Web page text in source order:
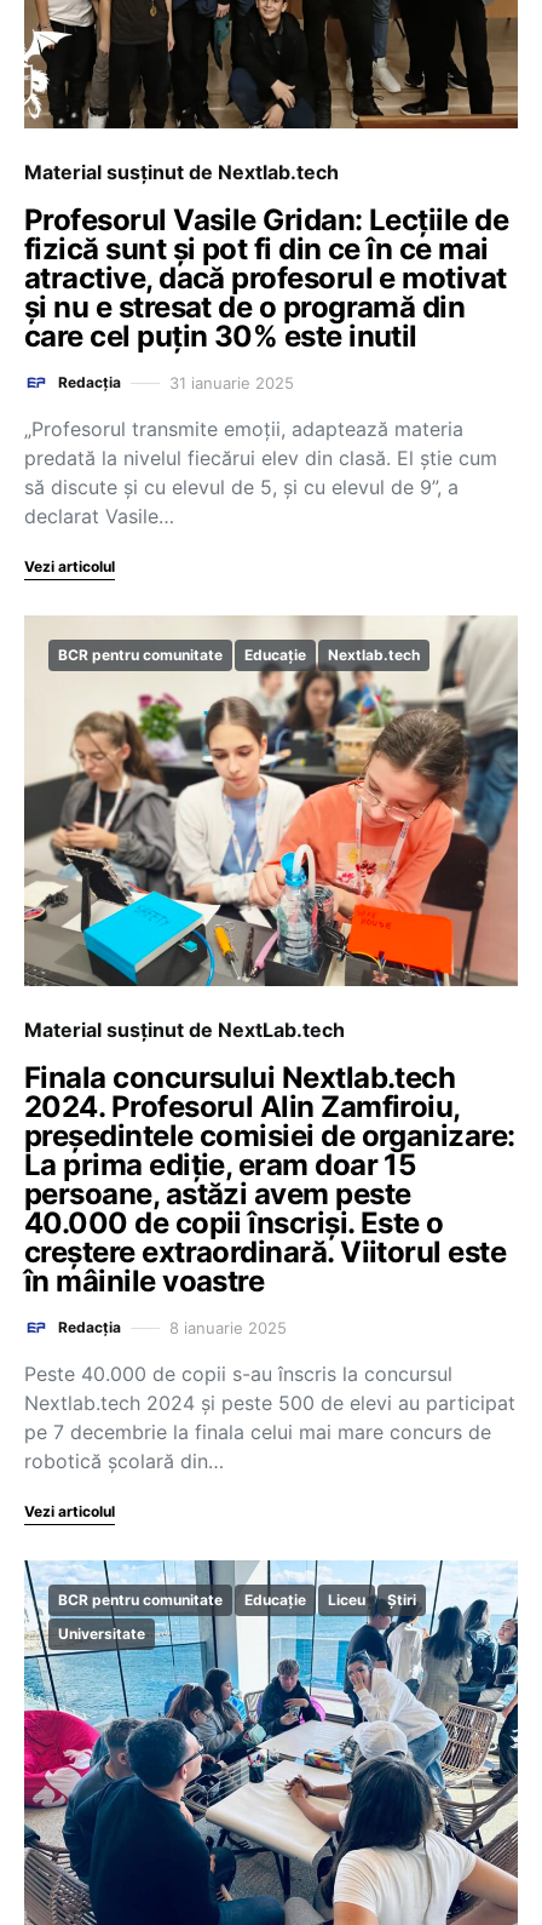
Material susținut de Nextlab.tech
Profesorul Vasile Gridan: Lecțiile de
fizică sunt și pot fi din ce în ce mai
atractive, dacă profesorul e motivat
și nu e stresat de o programă din
care cel puțin 30% este inutil
Redacția 31 ianuarie 2025
„Profesorul transmite emoții, adaptează materia
predată la nivelul fiecărui elev din clasă. El știe cum
să discute și cu elevul de 5, și cu elevul de 9”, a
declarat Vasile…
Vezi articolul
BCR pentru comunitate Educație Nextlab.tech
Material susținut de NextLab.tech
Finala concursului Nextlab.tech
2024. Profesorul Alin Zamfiroiu,
președintele comisiei de organizare:
La prima ediție, eram doar 15
persoane, astăzi avem peste
40.000 de copii înscriși. Este o
creștere extraordinară. Viitorul este
în mâinile voastre
Redacția 8 ianuarie 2025
Peste 40.000 de copii s-au înscris la concursul
Nextlab.tech 2024 și peste 500 de elevi au participat
pe 7 decembrie la finala celui mai mare concurs de
robotică școlară din…
Vezi articolul
BCR pentru comunitate Educație Liceu
Știri
Universitate